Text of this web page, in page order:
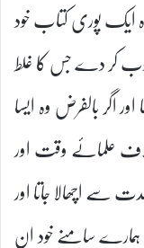
ایک پوری کتاب خود
کر دے جس کا غلط
اگر بالفرض وہ ایسا
علمائے وقت اور
اچھالا جاتا اور
سامنے خود ان